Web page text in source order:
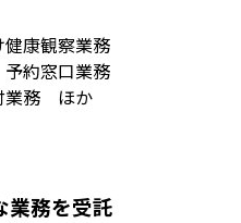
康観察業務
約窓口業務
業務 ほか
業務を受託